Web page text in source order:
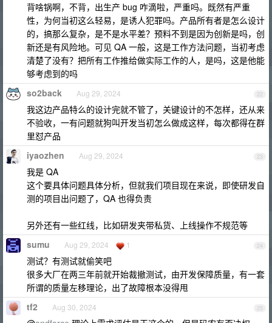
背啥锅啊，不背，出生产 bug 咋滴啦，严重吗。既然有严重
性，为何当初这么轻易，是诱人犯罪吗。产品所有者是怎么设计
的，搞那么复杂，是不是水平差？预料不到是因为创新是吗，创
新还是有风险地。可见 QA 一般，这是工作方法问题，当初考虑
清楚了没有？把所有工作推给做实际工作的人，是吗，这是他能
够考虑到的吗
22
so2back Aug 29, 2024
我这边产品特么的设计完就不管了，关键设计的不怎样，还从来
不验收，一有问题就狗叫开发当初怎么做成这样，每次都得在群
里怼产品
23
iyaozhen Aug 29, 2024
我是 QA
这个要具体问题具体分析，但就我们项目现在来说，即使研发自
测的项目出问题了，QA 也得负责
另外还有一些红线，比如研发夹带私货、上线操作不规范等
24
sumu Aug 29, 2024 1
测试？有测试就偷笑吧
很多大厂在两三年前就开始裁撤测试，由开发保障质量，有一套
所谓的质量左移理论，出了故障根本没得甩
25
tf2 Aug 30, 2024